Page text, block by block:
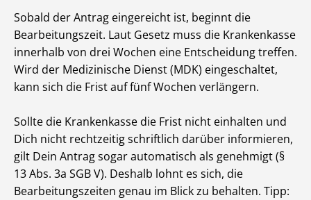
Sobald der Antrag eingereicht ist, beginnt die
Bearbeitungszeit. Laut Gesetz muss die Krankenkasse
innerhalb von drei Wochen eine Entscheidung treffen.
Wird der Medizinische Dienst (MDK) eingeschaltet,
kann sich die Frist auf fünf Wochen verlängern.
Sollte die Krankenkasse die Frist nicht einhalten und
Dich nicht rechtzeitig schriftlich darüber informieren,
gilt Dein Antrag sogar automatisch als genehmigt (§
13 Abs. 3a SGB V). Deshalb lohnt es sich, die
Bearbeitungszeiten genau im Blick zu behalten. Tipp: